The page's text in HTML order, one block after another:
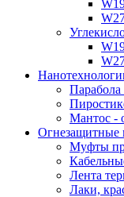
Парабола
Мантос -
Огнезащитные
Муфты
Лента
Лаки,